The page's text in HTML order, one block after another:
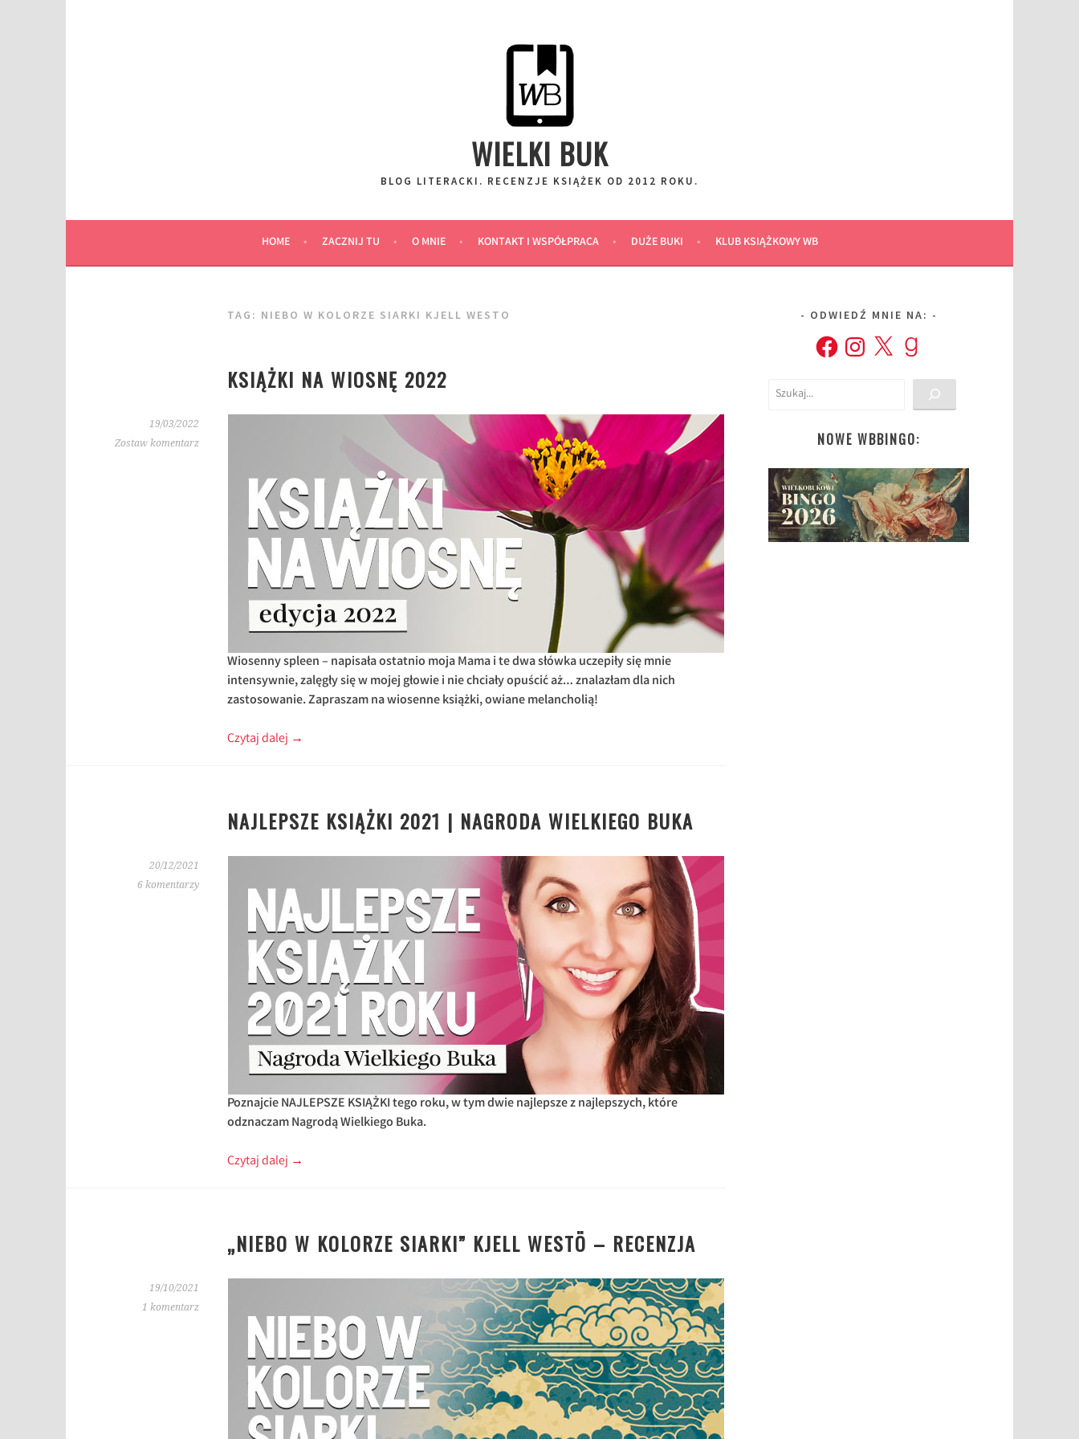
WIELKI BUK
BLOG LITERACKI. RECENZJE KSIĄŻEK OD 2012 ROKU.
HOME ZACZNIJ TU O MNIE KONTAKT I WSPÓŁPRACA DUŻE BUKI KLUB KSIĄŻKOWY WB
TAG: NIEBO W KOLORZE SIARKI KJELL WESTO
KSIĄŻKI NA WIOSNĘ 2022
19/03/2022
Zostaw komentarz
Wiosenny spleen – napisała ostatnio moja Mama i te dwa słówka uczepiły się mnie
intensywnie, zalęgły się w mojej głowie i nie chciały opuścić aż… znalazłam dla nich
zastosowanie. Zapraszam na wiosenne książki, owiane melancholią!
Czytaj dalej →
NAJLEPSZE KSIĄŻKI 2021 | NAGRODA WIELKIEGO BUKA
20/12/2021
6 komentarzy
Poznajcie NAJLEPSZE KSIĄŻKI tego roku, w tym dwie najlepsze z najlepszych, które
odznaczam Nagrodą Wielkiego Buka.
Czytaj dalej →
„NIEBO W KOLORZE SIARKI” KJELL WESTÖ – RECENZJA
19/10/2021
1 komentarz
ODWIEDŹ MNIE NA:
FacebookInstagram
X Goodreads
Szukaj
NOWE WBBINGO: